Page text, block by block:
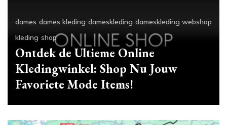
dames dames kleding dameskleding dameskleding webshop
kleding shop
Ontdek de Ultieme Online
Kledingwinkel: Shop Nu Jouw
Favoriete Mode Items!